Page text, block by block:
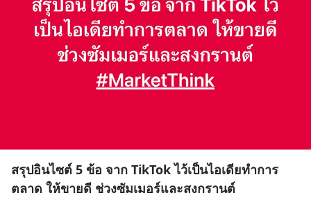
สรุปอินไซต์ 5 ข้อ จาก TikTok ไว้เป็นไอเดียทำการ
ตลาด ให้ขายดี ช่วงซัมเมอร์และสงกรานต์